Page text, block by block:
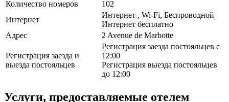
Количество номеров
102
Интернет
Интернет , Wi-Fi, Беспроводной
Интернет бесплатно
Адрес
2 Avenue de Marbotte
Регистрация заезда и
выезда постояльцев
Регистрация заезда постояльцев с
12:00
Регистрация выезда постояльцев
до 12:00
Услуги, предоставляемые отелем